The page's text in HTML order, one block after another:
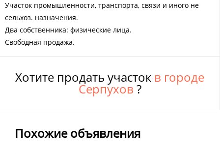
Участок промышленности, транспорта, связи и иного не
сельхоз. назначения.
Два собственника: физические лица.
Свободная продажа.
Похожие объявления
Хотите продать участок в городе
Серпухов ?